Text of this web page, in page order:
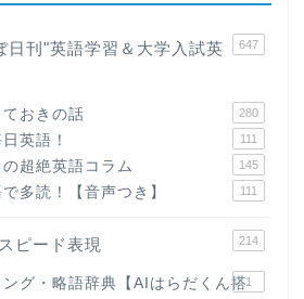
日刊"英語学習＆大学入試英
647
おきの話 280
英語！ 111
超絶英語コラム 145
多読！【音声つき】 111
ピード表現 214
グ・略語辞典【AIはらだくん搭1